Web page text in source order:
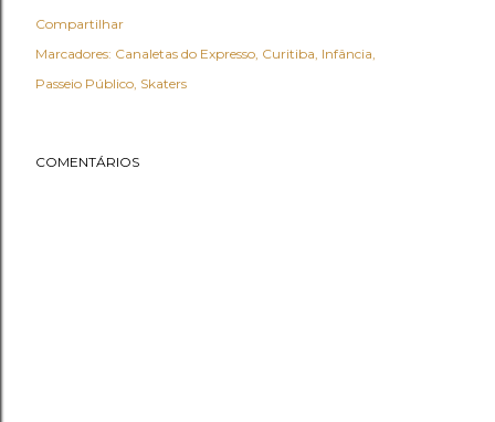
Compartilhar
Marcadores: Canaletas do Expresso Curitiba Infância
Passeio Público Skaters
COMENTÁRIOS